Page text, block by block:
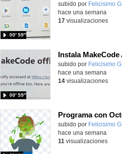
Contenido educativo.
subido por Felicisimo G.
00′ 59″
hace una semana
17visualizaciones
Contenido educativo.
subido por Felicisimo G.
00′ 59″
hace una semana
14visualizaciones
Contenido educativo.
subido por Felicisimo G.
hace una semana
11 visualizaciones